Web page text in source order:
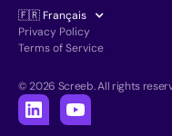
🇫🇷 Français
Privacy Policy
Terms of Service
© 2026 Screeb. All rights